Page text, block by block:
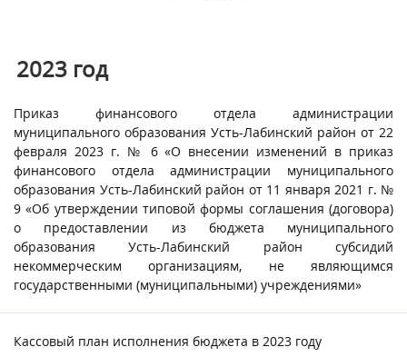
2023 год
Приказ финансового отдела администрации
муниципального образования Усть-Лабинский район от 22
февраля 2023 г. № 6 «О внесении изменений в приказ
финансового отдела администрации муниципального
образования Усть-Лабинский район от 11 января 2021 г. №
9 «Об утверждении типовой формы соглашения (договора)
о предоставлении из бюджета муниципального
образования Усть-Лабинский район субсидий
некоммерческим организациям, не являющимся
государственными (муниципальными) учреждениями»
Кассовый план исполнения бюджета в 2023 году